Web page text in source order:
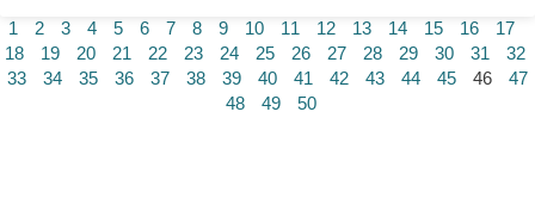
1 2 3 4 5 6 7 8 9 10 11 12 13 14 15 16
17
18
19 20 21 22 23 24 25 26 27 28 29 30 31
32
33
34 35 36 37 38 39 40 41 42 43 44 45 46
47
48
49 50